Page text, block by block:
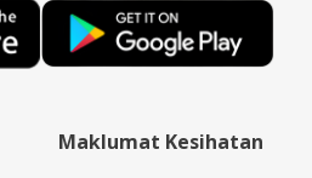
Maklumat Kesihatan